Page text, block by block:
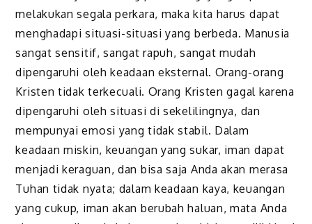
melakukan segala perkara, maka kita harus dapat
menghadapi situasi-situasi yang berbeda. Manusia
sangat sensitif, sangat rapuh, sangat mudah
dipengaruhi oleh keadaan eksternal. Orang-orang
Kristen tidak terkecuali. Orang Kristen gagal karena
dipengaruhi oleh situasi di sekelilingnya, dan
mempunyai emosi yang tidak stabil. Dalam
keadaan miskin, keuangan yang sukar, iman dapat
menjadi keraguan, dan bisa saja Anda akan merasa
Tuhan tidak nyata; dalam keadaan kaya, keuangan
yang cukup, iman akan berubah haluan, mata Anda